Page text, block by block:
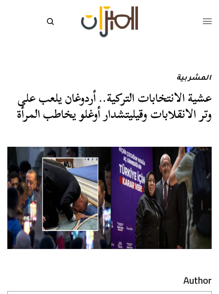
المشربية
عشية الانتخابات التركية.. أردوغان يلعب على
وتر الانقلابات وقيليتشدار أوغلو يخاطب المرأة
Author